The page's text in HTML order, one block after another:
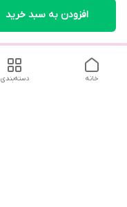
افزودن به سبد خرید
دسته‌بندی خانه